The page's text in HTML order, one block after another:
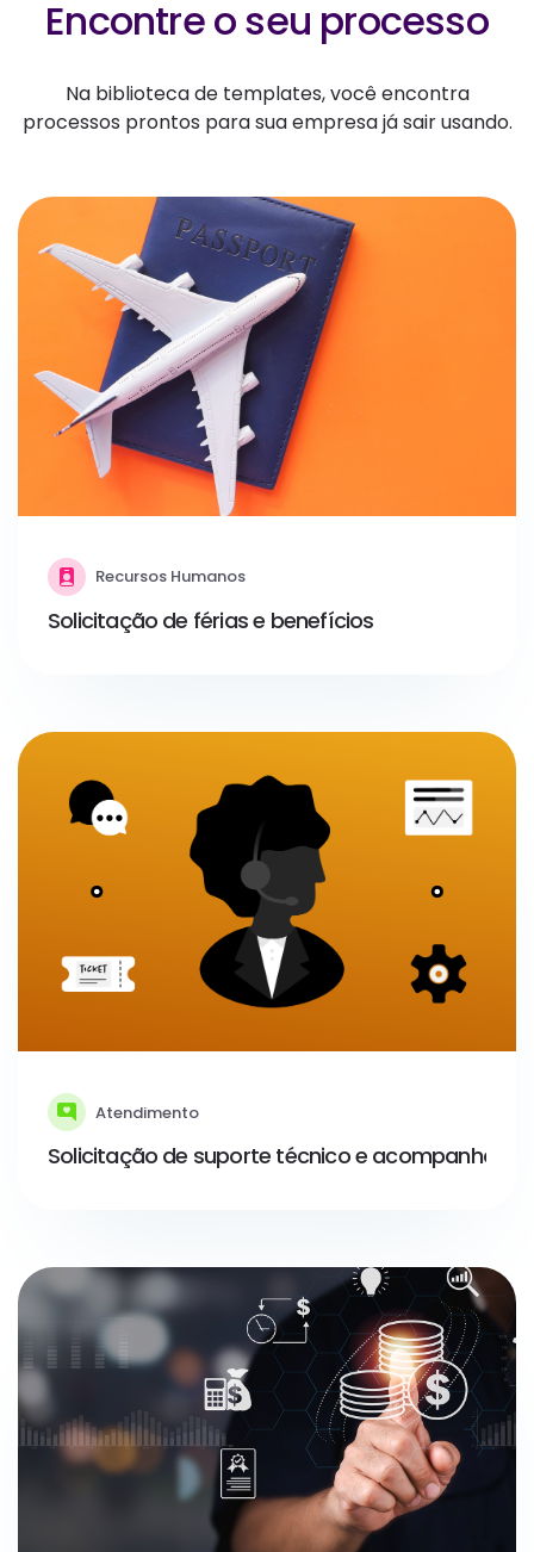
Encontre o seu processo
Na biblioteca de templates, você encontra
processos prontos para sua empresa já sair usando.
Recursos Humanos
Solicitação de férias e benefícios
Atendimento
Solicitação de suporte técnico e